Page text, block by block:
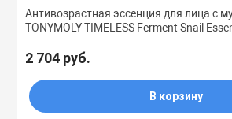
Антивозрастная эссенция для лица с
TONYMOLY TIMELESS Ferment Snail
2 704 руб.
В корзину